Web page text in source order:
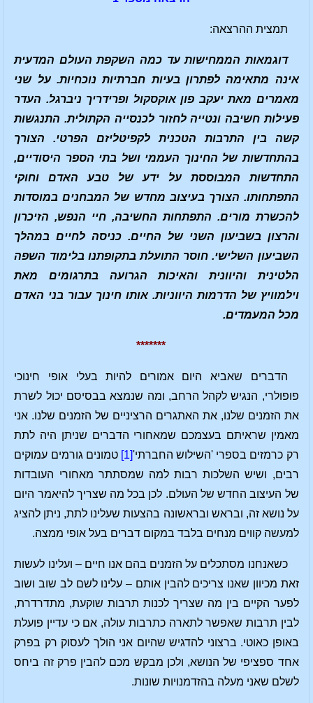
תמצית ההרצאה:
דוגמאות הממחישות עד כמה השקפת העולם המדעית
אינה מתאימה לפתרון בעיות חברתיות נוכחיות. על שני
מאמרים מאת יעקב פון אוקסקול ופרידריך ניברגל. העדר
פעילות חשיבה ונטייה לחזור לכנסייה הקתולית. התנגשות
קשה בין התרבות הטכנית לקפיטליזם הפרטי. הצורך
בהתחדשות של החינוך העממי ושל בתי הספר היסודיים,
התחדשות המבוססת על ידע של טבע האדם וחוקי
התפתחותו. הצורך בעיצוב מחדש של המבחנים במוסדות
להכשרת מורים. התפתחות החשיבה, חיי הנפש, הזיכרון
והרצון בשביעון השני של החיים. כניסה לחיים במהלך
השביעון השלישי. חוסר התועלת בתקופתנו בלימוד השפה
הלטינית והיוונית והאיכות הגרועה בתרגומים מאת
וילמוויץ של הדרמות היווניות. אותו חינוך עבור בני האדם
מכל המעמדים.
*******
הדברים שאביא היום אמורים להיות בעלי אופי חינוכי
פופולרי, הנגיש לקהל הרחב, ומה שנמצא בבסיסם יכול לשרת
את הזמנים שלנו, את האתגרים הרציניים של הזמנים שלנו. אני
מאמין שראיתם בעצמכם שמאחורי הדברים שניתן היה לתת
רק כרמזים בספרי 'השילוש החברתי'[1]
טמונים גורמים עמוקים
רבים, ושיש השלכות רבות למה שמסתתר מאחורי העובדות
של העיצוב החדש של העולם. לכן בכל מה שצריך להיאמר היום
על נושא זה, ובראש ובראשונה בהצעות שעלינו לתת, ניתן להציג
למעשה קווים מנחים בלבד במקום דברים בעל אופי ממצה.
כשאנחנו מסתכלים על הזמנים בהם אנו חיים – ועלינו לעשות
זאת מכיוון שאנו צריכים להבין אותם – עלינו לשם לב שוב ושוב
לפער הקיים בין מה שצריך לכנות תרבות שוקעת, מתדרדרת,
לבין תרבות שאפשר לתארה כתרבות עולה, אם כי עדיין פועלת
באופן כאוטי. ברצוני להדגיש שהיום אני הולך לעסוק רק בפרק
אחד ספציפי של הנושא, ולכן מבקש מכם להבין פרק זה ביחס
לשלם שאני מעלה בהזדמנויות שונות.